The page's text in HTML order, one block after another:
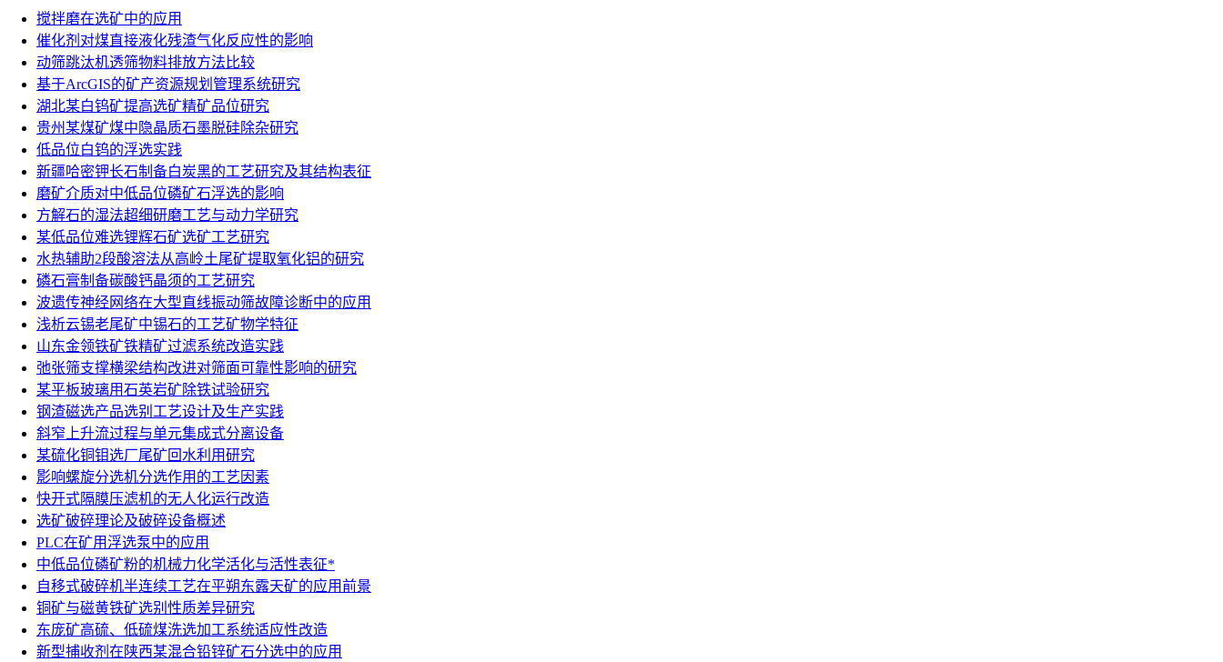
搅拌磨在选矿中的应用
催化剂对煤直接液化残渣气化反应性的影响
动筛跳汰机透筛物料排放方法比较
基于ArcGIS的矿产资源规划管理系统研究
湖北某白钨矿提高选矿精矿品位研究
贵州某煤矿煤中隐晶质石墨脱硅除杂研究
低品位白钨的浮选实践
新疆哈密钾长石制备白炭黑的工艺研究及其结构表征
磨矿介质对中低品位磷矿石浮选的影响
方解石的湿法超细研磨工艺与动力学研究
某低品位难选锂辉石矿选矿工艺研究
水热辅助2段酸溶法从高岭土尾矿提取氧化铝的研究
磷石膏制备碳酸钙晶须的工艺研究
波遗传神经网络在大型直线振动筛故障诊断中的应用
浅析云锡老尾矿中锡石的工艺矿物学特征
山东金领铁矿铁精矿过滤系统改造实践
弛张筛支撑横梁结构改进对筛面可靠性影响的研究
某平板玻璃用石英岩矿除铁试验研究
钢渣磁选产品选别工艺设计及生产实践
斜窄上升流过程与单元集成式分离设备
某硫化铜钼选厂尾矿回水利用研究
影响螺旋分选机分选作用的工艺因素
快开式隔膜压滤机的无人化运行改造
选矿破碎理论及破碎设备概述
PLC在矿用浮选泵中的应用
中低品位磷矿粉的机械力化学活化与活性表征*
自移式破碎机半连续工艺在平朔东露天矿的应用前景
铜矿与磁黄铁矿选别性质差异研究
东庞矿高硫、低硫煤洗选加工系统适应性改造
新型捕收剂在陕西某混合铅锌矿石分选中的应用